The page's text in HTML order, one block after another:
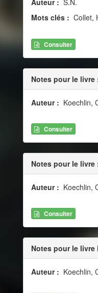
Auteur : S.N.
Mots clés : Collet,
Consulter
Notes pour le livre
Auteur : Koechlin,
Consulter
Notes pour le livre
Auteur : Koechlin,
Consulter
Notes pour le livre
Auteur : Koechlin,